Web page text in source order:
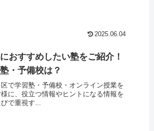
2025.06.04
おすすめしたい塾をご紹介！
・予備校は？
で学習塾・予備校・オンライン授業を
に、役立つ情報やヒントになる情報を
で重視す...